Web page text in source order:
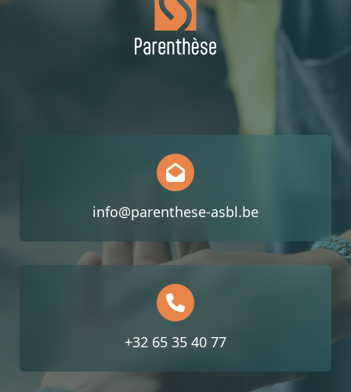
info@parenthese-asbl.be
+32 65 35 40 77